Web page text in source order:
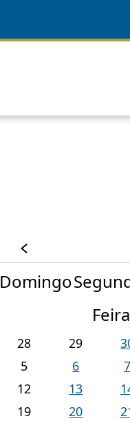
Domingo
Feira
28 29
5
6 7
12
13
19
20